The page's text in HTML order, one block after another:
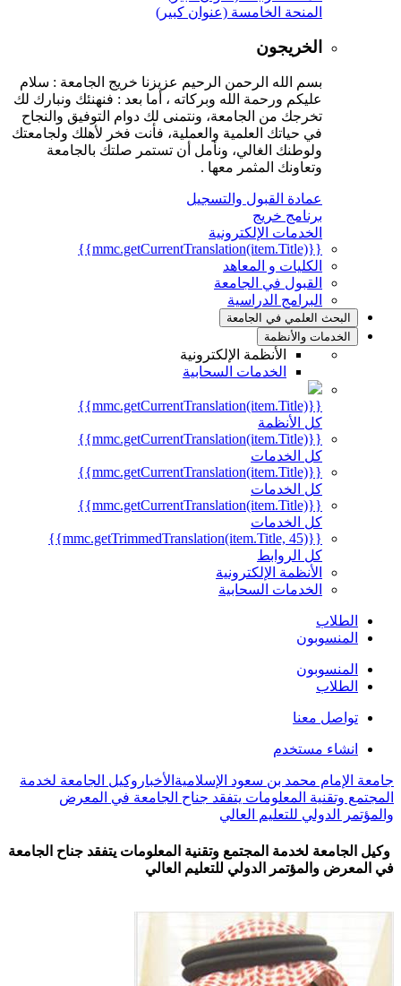
المنحة الخامسة (عنوان كبير)
الخريجون
بسم الله الرحمن الرحيم عزيزنا خريج الجامعة : سلام
عليكم ورحمة الله وبركاته ، أما بعد : فنهنئك ونبارك لك
تخرجك من الجامعة، ونتمنى لك دوام التوفيق والنجاح
في حياتك العلمية والعملية، فأنت فخر لأهلك ولجامعتك
ولوطنك الغالي، ونأمل أن تستمر صلتك بالجامعة
وتعاونك المثمر معها .
عمادة القبول والتسجيل
برنامج خريج
الخدمات الإلكترونية
{{mmc.getCurrentTranslation(item.Title)}}
الكليات و المعاهد
القبول في الجامعة
البرامج الدراسية
البحث العلمي في الجامعة
الخدمات والأنظمة
الأنظمة الإلكترونية
الخدمات السحابية
{{mmc.getCurrentTranslation(item.Title)}}
كل الأنظمة
{{mmc.getCurrentTranslation(item.Title)}}
كل الخدمات
{{mmc.getCurrentTranslation(item.Title)}}
كل الخدمات
{{mmc.getCurrentTranslation(item.Title)}}
كل الخدمات
{{mmc.getTrimmedTranslation(item.Title, 45)}}
كل الروابط
الأنظمة الإلكترونية
الخدمات السحابية
الطلاب
المنسوبون
المنسوبون
الطلاب
تواصل معنا
انشاء مستخدم
جامعة الإمام محمد بن سعود الإسلامية الأخبار وكيل الجامعة لخدمة
المجتمع وتقنية المعلومات يتفقد جناح الجامعة في المعرض
والمؤتمر الدولي للتعليم العالي
وكيل الجامعة لخدمة المجتمع وتقنية المعلومات يتفقد جناح الجامعة
في المعرض والمؤتمر الدولي للتعليم العالي